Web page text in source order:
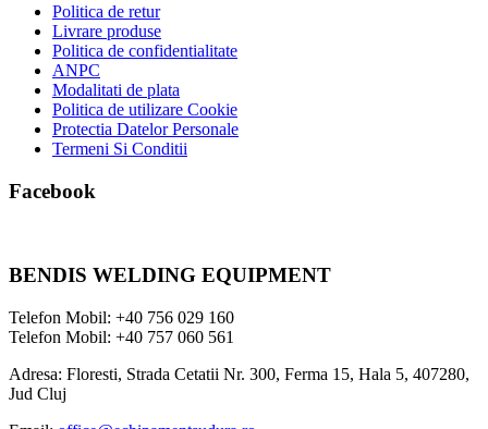
Politica de retur
Livrare produse
Politica de confidentialitate
ANPC
Modalitati de plata
Politica de utilizare Cookie
Protectia Datelor Personale
Termeni Si Conditii
Facebook
BENDIS WELDING EQUIPMENT
Telefon Mobil: +40 756 029 160
Telefon Mobil: +40 757 060 561
Adresa: Floresti, Strada Cetatii Nr. 300, Ferma 15, Hala 5, 407280,
Jud Cluj